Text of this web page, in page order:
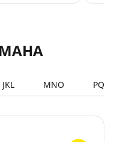
JKL MNO PQRS